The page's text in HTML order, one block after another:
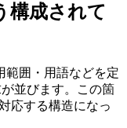
構成されて
範囲・用語などを定
並びます。この箇
応する構造になっ